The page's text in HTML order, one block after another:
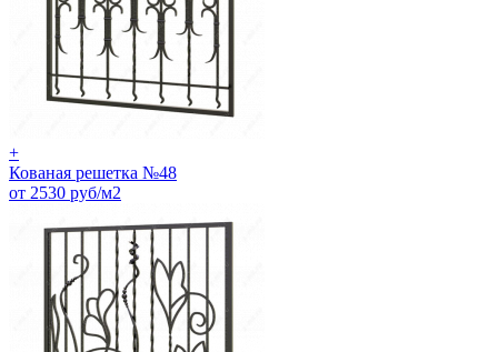
+
Кованая решетка №48
от 2530 руб/м2